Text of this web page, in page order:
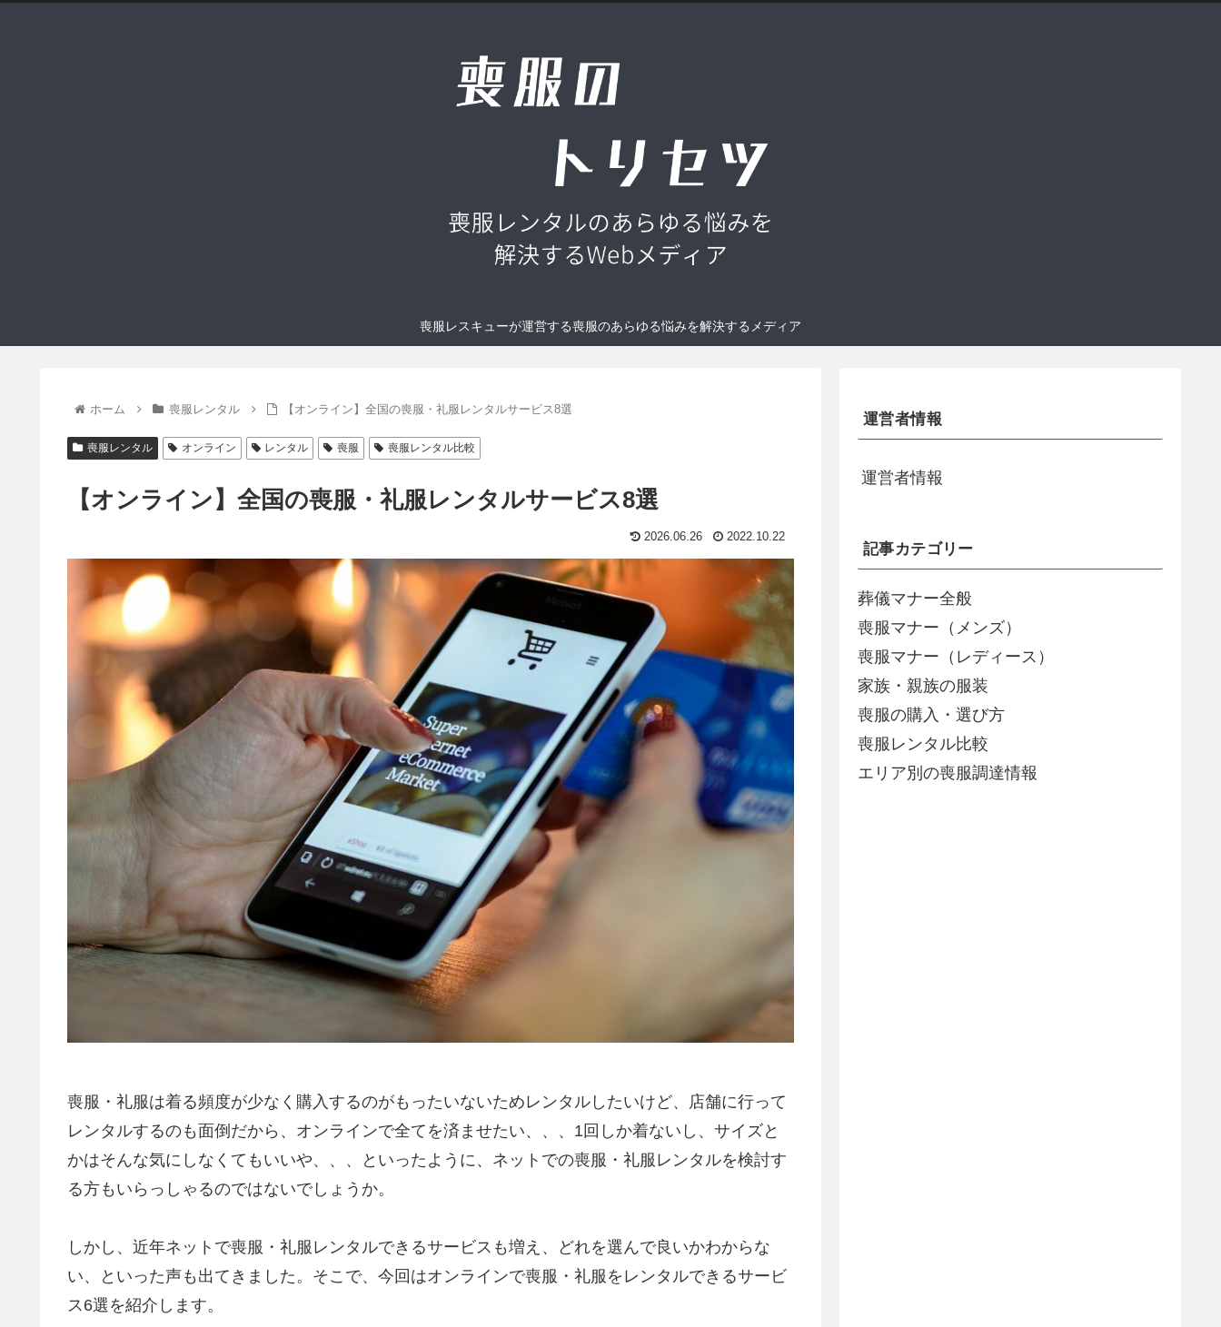
喪服レスキューが運営する喪服のあらゆる悩みを解決するメディア
ホーム 喪服レンタル 【オンライン】全国の喪服・礼服レンタルサービス8選
喪服レンタル オンライン レンタル 喪服 喪服レンタル比較
【オンライン】全国の喪服・礼服レンタルサービス8選
2026.06.26 2022.10.22
喪服・礼服は着る頻度が少なく購入するのがもったいないためレンタルしたいけど、店舗に行って
レンタルするのも面倒だから、オンラインで全てを済ませたい、、、1回しか着ないし、サイズと
かはそんな気にしなくてもいいや、、、といったように、ネットでの喪服・礼服レンタルを検討す
る方もいらっしゃるのではないでしょうか。
しかし、近年ネットで喪服・礼服レンタルできるサービスも増え、どれを選んで良いかわからな
い、といった声も出てきました。そこで、今回はオンラインで喪服・礼服をレンタルできるサービ
ス6選を紹介します。
運営者情報
運営者情報
記事カテゴリー
葬儀マナー全般
喪服マナー（メンズ）
喪服マナー（レディース）
家族・親族の服装
喪服の購入・選び方
喪服レンタル比較
エリア別の喪服調達情報